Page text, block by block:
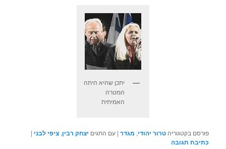
יתכן שהיא היתה
המטרה
האמיתית
פורסם בקטגוריה טרור יהודי, מגדר |עם התגים יצחק רבין,ציפי לבני |
כתיבת תגובה